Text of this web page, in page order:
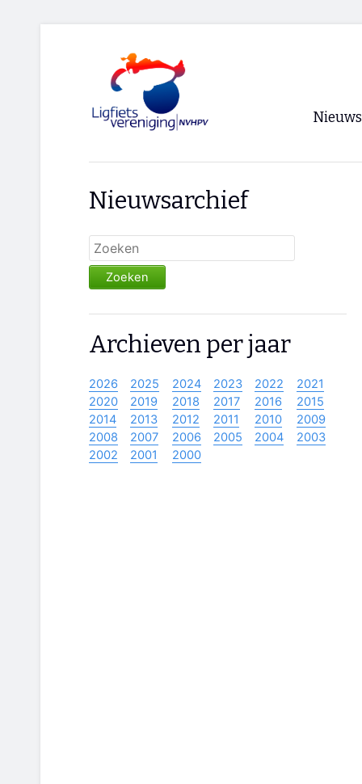
Nieuws
Nieuwsarchief
Zoeken
Archieven per jaar
2026 2025 2024 2023 2022
2021
2020
2019 2018 2017 2016
2015
2014
2013 2012 2011 2010
2009
2008
2007 2006 2005 2004
2003
2002
2001 2000